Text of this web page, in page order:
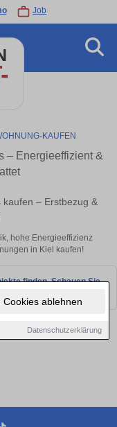
Cookies ablehnen
Datenschutzerklärung
Job
KAUFEN
– Energieeffizient &
– Erstbezug &
hohe Energieeffizienz
in Kiel kaufen!
finden. Schauen Sie